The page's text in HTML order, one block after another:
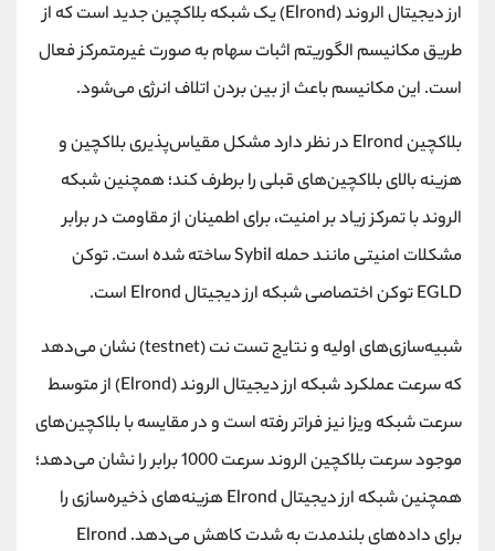
ارز دیجیتال الروند (Elrond) یک شبکه بلاکچین جدید است که‌ از
طریق مکانیسم الگوریتم اثبات سهام به صورت غیرمتمرکز فعال
است. این مکانیسم باعث از بین بردن اتلاف انرژی می‌شود.
بلاکچین Elrond در نظر دارد مشکل مقیاس‌پذیری بلاکچین و
‌هزینه بالای بلاکچین‌های قبلی را برطرف کند؛ همچنین شبکه
الروند با تمرکز زیاد بر امنیت، برای اطمینان از مقاومت در برابر
مشکلات امنیتی مانند حمله Sybil ساخته شده است. توکن
EGLD توکن اختصاصی شبکه ارز دیجیتال Elrond است.
شبیه‌سازی‌های اولیه و نتایج تست نت (testnet) نشان می‌دهد
که سرعت عملکرد شبکه ارز دیجیتال الروند (Elrond) از متوسط
سرعت شبکه ویزا نیز فراتر رفته است و در مقایسه با بلاکچین‌های
موجود سرعت بلاکچین الروند سرعت 1000 برابر را نشان می‌دهد؛
همچنین شبکه ارز دیجیتال Elrond هزینه‌های ذخیره‌سازی را
برای داده‌های بلندمدت به شدت کاهش می‌دهد. Elrond